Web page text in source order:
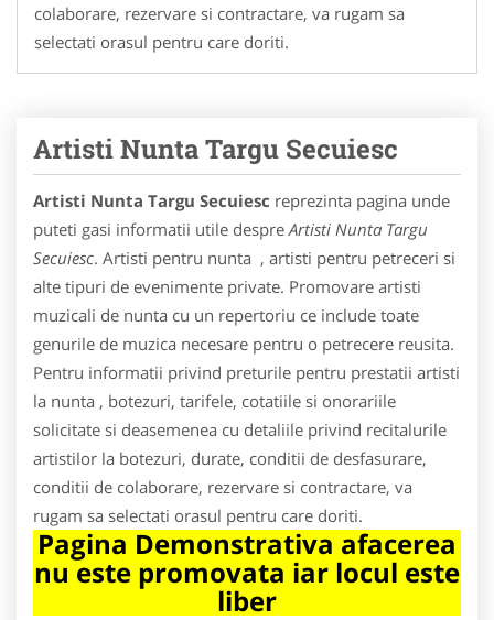
colaborare, rezervare si contractare, va rugam sa
selectati orasul pentru care doriti.
Artisti Nunta Targu Secuiesc
Artisti Nunta Targu Secuiesc reprezinta pagina unde
puteti gasi informatii utile despre Artisti Nunta Targu
Secuiesc. Artisti pentru nunta , artisti pentru petreceri si
alte tipuri de evenimente private. Promovare artisti
muzicali de nunta cu un repertoriu ce include toate
genurile de muzica necesare pentru o petrecere reusita.
Pentru informatii privind preturile pentru prestatii artisti
la nunta , botezuri, tarifele, cotatiile si onorariile
solicitate si deasemenea cu detaliile privind recitalurile
artistilor la botezuri, durate, conditii de desfasurare,
conditii de colaborare, rezervare si contractare, va
rugam sa selectati orasul pentru care doriti.
Pagina Demonstrativa afacerea
nu este promovata iar locul este
liber